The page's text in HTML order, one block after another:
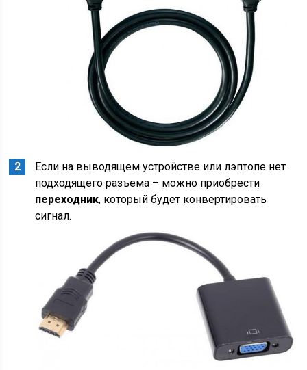
Если на выводящем устройстве или лэптопе нет
подходящего разъема – можно приобрести
переходник, который будет конвертировать
сигнал.